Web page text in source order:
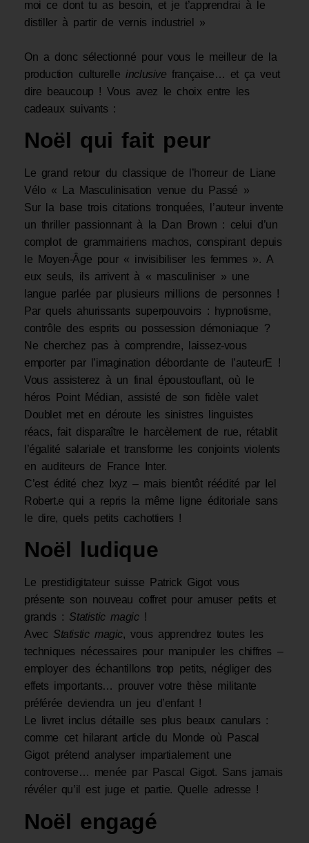
moi ce dont tu as besoin, et je t’apprendrai à le
distiller à partir de vernis industriel »
On a donc sélectionné pour vous le meilleur de la
production culturelleinclusive française… et ça veut
dire beaucoup ! Vous avez le choix entre les
cadeaux suivants :
Noël qui fait peur
Le grand retour du classique de l’horreur de Liane
Vélo « La Masculinisation venue du Passé »
Sur la base trois citations tronquées, l’auteur invente
un thriller passionnant à la Dan Brown : celui d’un
complot de grammairiens machos, conspirant depuis
le Moyen-Âge pour « invisibiliser les femmes ». A
eux seuls, ils arrivent à « masculiniser » une
langue parlée par plusieurs millions de personnes !
Par quels ahurissants superpouvoirs : hypnotisme,
contrôle des esprits ou possession démoniaque ?
Ne cherchez pas à comprendre, laissez-vous
emporter par l’imagination débordante de l’auteurE !
Vous assisterez à un final époustouflant, où le
héros Point Médian, assisté de son fidèle valet
Doublet met en déroute les sinistres linguistes
réacs, fait disparaître le harcèlement de rue, rétablit
l’égalité salariale et transforme les conjoints violents
en auditeurs de France Inter.
C’est édité chez Ixyz – mais bientôt réédité par Iel
Robert.e qui a repris la même ligne éditoriale sans
le dire, quels petits cachottiers !
Noël ludique
Le prestidigitateur suisse Patrick Gigot vous
présente son nouveau coffret pour amuser petits et
grands : Statistic magic!
Avec Statistic magic, vous apprendrez toutes les
techniques nécessaires pour manipuler les chiffres –
employer des échantillons trop petits, négliger des
effets importants… prouver votre thèse militante
préférée deviendra un jeu d’enfant !
Le livret inclus détaille ses plus beaux canulars :
comme cet hilarant article du Monde où Pascal
Gigot prétend analyser impartialement une
controverse… menée par Pascal Gigot. Sans jamais
révéler qu’il est juge et partie. Quelle adresse !
Noël engagé